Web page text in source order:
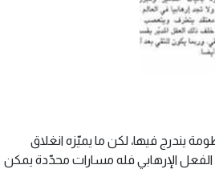
يندرج فيها، لكن ما يميّزه انغلاق
الفعل الإرهابي فله مسارات محدّدة يمكن